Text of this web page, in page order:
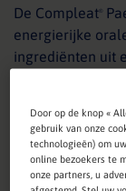
De Compleat
energierijke
ingrediënten uit
Compleat®
Deze fruitige
zowel kinderen
Door op de knop «
gebruik van onze
technologieën) om
online bezoekers te
onze partners, u